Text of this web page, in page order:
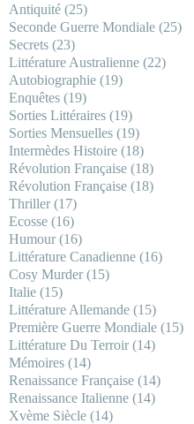
Antiquité (25)
Seconde Guerre Mondiale (25)
Secrets (23)
Littérature Australienne (22)
Autobiographie (19)
Enquêtes (19)
Sorties Littéraires (19)
Sorties Mensuelles (19)
Intermèdes Histoire (18)
Révolution Française (18)
Révolution Française (18)
Thriller(17)
Ecosse (16)
Humour(16)
Littérature Canadienne (16)
Cosy Murder(15)
Italie (15)
Littérature Allemande (15)
Première Guerre Mondiale (15)
Littérature Du Terroir(14)
Mémoires (14)
Renaissance Française (14)
Renaissance Italienne (14)
Xvème Siècle (14)